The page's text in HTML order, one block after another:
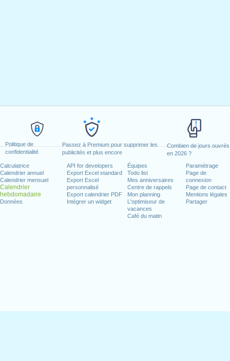
Politique de
confidentialité
Passez à Premium pour supprimer les
publicités et plus encore
Combien de jours ouvrés
en 2026 ?
Calculatrice
Calendrier annuel
Calendrier mensuel
Calendrier
hebdomadaire
Données
API for developers
Export Excel standard
Export Excel
personnalisé
Export calendrier PDF
Intégrer un widget
Équipes
Todo list
Mes anniversaires
Centre de rappels
Mon planning
L'optimiseur de
vacances
Café du matin
Paramétrage
Page de
connexion
Page de contact
Mentions légales
Partager